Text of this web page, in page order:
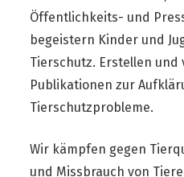
Öffentlichkeits- und
begeistern Kinder und
Tierschutz. Erstellen und
Publikationen zur
Tierschutzprobleme.
Wir kämpfen gegen
und Missbrauch von